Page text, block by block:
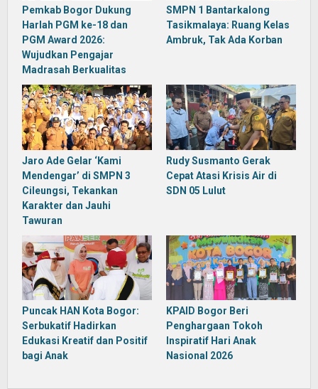
Pemkab Bogor Dukung
Harlah PGM ke-18 dan
PGM Award 2026:
Wujudkan Pengajar
Madrasah Berkualitas
SMPN 1 Bantarkalong
Tasikmalaya: Ruang Kelas
Ambruk, Tak Ada Korban
Jaro Ade Gelar ‘Kami
Mendengar’ di SMPN 3
Cileungsi, Tekankan
Karakter dan Jauhi
Tawuran
Rudy Susmanto Gerak
Cepat Atasi Krisis Air di
SDN 05 Lulut
Puncak HAN Kota Bogor:
Serbukatif Hadirkan
Edukasi Kreatif dan Positif
bagi Anak
KPAID Bogor Beri
Penghargaan Tokoh
Inspiratif Hari Anak
Nasional 2026